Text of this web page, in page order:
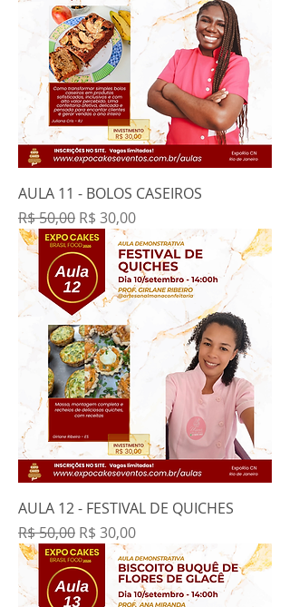
AULA 11 - BOLOS CASEIROS
Preço normal
R$ 50,00 Preço promocional
R$ 30,00
AULA 12 - FESTIVAL DE QUICHES
Preço normal
R$ 50,00 Preço promocional
R$ 30,00